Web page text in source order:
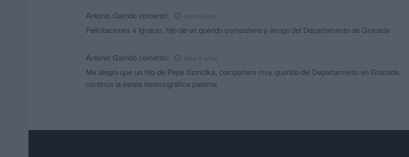
Antonio Garrido comentó: hace 5 años
Felicitaciones a Ignacio, hijo de un querido compañero y amigo del Departamento de Granada
Antonio Garrido comentó: hace 5 años
Me alegro que un hijo de Pepe Szmolka, compañero muy querido del Departamento en Granada,
continúe la estela historiográfica paterna